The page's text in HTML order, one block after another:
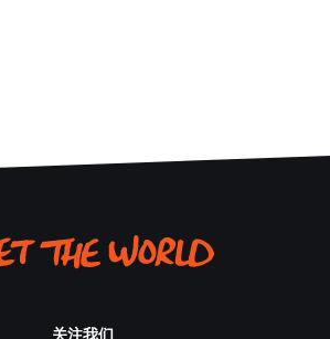
关注我们